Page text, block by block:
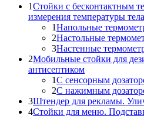
1Стойки с бесконтактным
измерения температуры тела
1Напольные
2Настольные
3Настенные
2Мобильные стойки для
антисептиком
1С сенсорным
2С нажимным
3Штендер для рекламы.
4Стойки для меню.